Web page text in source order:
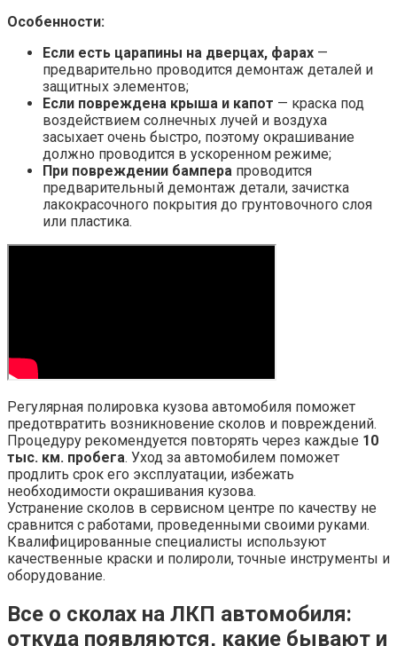
Особенности:
Если есть царапины на дверцах, фарах —
предварительно проводится демонтаж деталей и
защитных элементов;
Если повреждена крыша и капот — краска под
воздействием солнечных лучей и воздуха
засыхает очень быстро, поэтому окрашивание
должно проводится в ускоренном режиме;
При повреждении бампера проводится
предварительный демонтаж детали, зачистка
лакокрасочного покрытия до грунтовочного слоя
или пластика.
Регулярная полировка кузова автомобиля поможет
предотвратить возникновение сколов и повреждений.
Процедуру рекомендуется повторять через каждые 10
тыс. км. пробега. Уход за автомобилем поможет
продлить срок его эксплуатации, избежать
необходимости окрашивания кузова.
Устранение сколов в сервисном центре по качеству не
сравнится с работами, проведенными своими руками.
Квалифицированные специалисты используют
качественные краски и полироли, точные инструменты и
оборудование.
Все о сколах на ЛКП автомобиля:
откуда появляются, какие бывают и